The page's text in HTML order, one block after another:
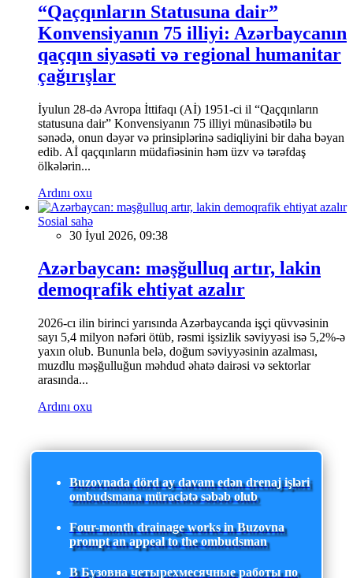
“Qaçqınların Statusuna dair”
Konvensiyanın 75 illiyi: Azərbaycanın
qaçqın siyasəti və regional humanitar
çağırışlar
İyulun 28-də Avropa İttifaqı (Aİ) 1951-ci il “Qaçqınların
statusuna dair” Konvensiyanın 75 illiyi münasibətilə bu
sənədə, onun dəyər və prinsiplərinə sadiqliyini bir daha bəyan
edib. Aİ qaçqınların müdafiəsinin həm üzv və tərəfdaş
ölkələrin...
Ardını oxu
Sosial sahə
30 İyul 2026, 09:38
Azərbaycan: məşğulluq artır, lakin
demoqrafik ehtiyat azalır
2026-cı ilin birinci yarısında Azərbaycanda işçi qüvvəsinin
sayı 5,4 milyon nəfəri ötüb, rəsmi işsizlik səviyyəsi isə 5,2%-ə
yaxın olub. Bununla belə, doğum səviyyəsinin azalması,
muzdlu məşğulluğun məhdud əhatə dairəsi və sektorlar
arasında...
Ardını oxu
Buzovnada dörd ay davam edən drenaj işləri
ombudsmana müraciətə səbəb olub
Four-month drainage works in Buzovna
prompt an appeal to the ombudsman
В Бузовна четырехмесячные работы по